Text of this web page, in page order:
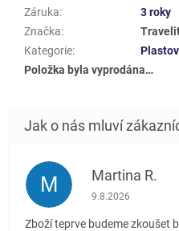
Záruka:
3 roky
Značka:
Kategorie:
Položka byla vyprodána…
M Martina R.
Hodnocení
9.8.2026
Zboží teprve budeme zkoušet